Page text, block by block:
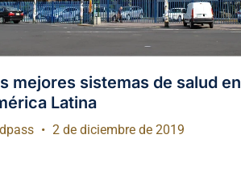
mejores sistemas de salud en
Latina
2 de diciembre de 2019